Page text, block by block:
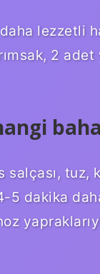
lezzetli
2 adet
salçası,
5 dakika